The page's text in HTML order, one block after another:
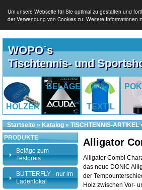
Um unsere Webseite für Sie optimal zu gestalten und
der Verwendung von Cookies zu. Weitere
WOPO`s
Tischtennis- und
HÖLZER
BELÄGE
TEXTIL
Startseite » Katalog » TISCHTENNIS-ARTIKEL
Alligator
Alligator Combi
das neue DONIC
der
Holz zwischen Vor-
PRODUKTE
Beläge zum
Testpreis
BUTTERFLY - nur im
Ladenlokal